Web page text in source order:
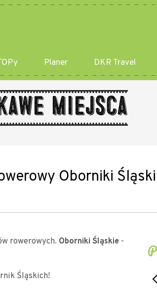
Planer DKR Travel
miejsca
Oborniki
rowerowych. Oborniki Śląskie -
Śląskich!